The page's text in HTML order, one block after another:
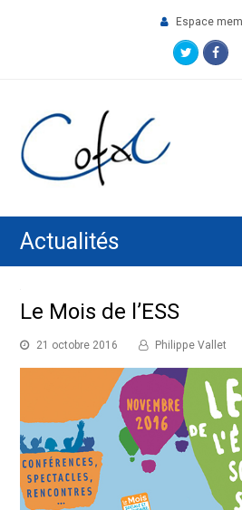
Espace
Twitter
Actualités
Le Mois de l’ESS
21 octobre 2016 Philippe Vallet